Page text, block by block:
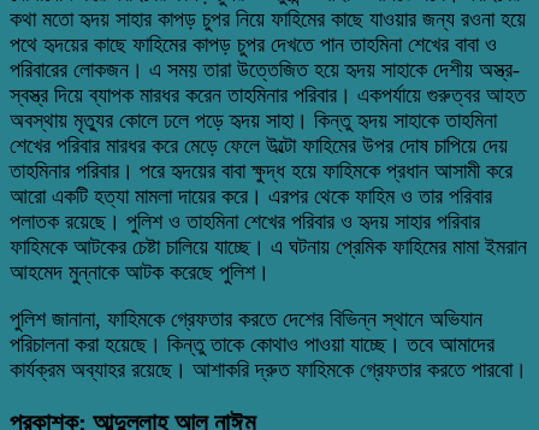
কথা মতো হৃদয় সাহার কাপড় চুপর নিয়ে ফাহিমের কাছে যাওয়ার জন্য রওনা হয়ে
পথে হৃদয়ের কাছে ফাহিমের কাপড় চুপর দেখতে পান তাহমিনা শেখের বাবা ও
পরিবারের লোকজন। এ সময় তারা উত্তেজিত হয়ে হৃদয় সাহাকে দেশীয় অস্ত্র-
স্বস্ত্র দিয়ে ব্যাপক মারধর করেন তাহমিনার পরিবার। একপর্যায়ে গুরুত্বর আহত
অবস্থায় মৃত্যুর কোলে ঢলে পড়ে হৃদয় সাহা। কিন্তু হৃদয় সাহাকে তাহমিনা
শেখের পরিবার মারধর করে মেড়ে ফেলে উল্টো ফাহিমের উপর দোষ চাপিয়ে দেয়
তাহমিনার পরিবার। পরে হৃদয়ের বাবা ক্ষুদ্ধ হয়ে ফাহিমকে প্রধান আসামী করে
আরো একটি হত্যা মামলা দায়ের করে। এরপর থেকে ফাহিম ও তার পরিবার
পলাতক রয়েছে। পুলিশ ও তাহমিনা শেখের পরিবার ও হৃদয় সাহার পরিবার
ফাহিমকে আটকের চেষ্টা চালিয়ে যাচ্ছে। এ ঘটনায় প্রেমিক ফাহিমের মামা ইমরান
আহমেদ মুন্নাকে আটক করেছে পুলিশ।
পুলিশ জানানা, ফাহিমকে গ্রেফতার করতে দেশের বিভিন্ন স্থানে অভিযান
পরিচালনা করা হয়েছে। কিন্তু তাকে কোথাও পাওয়া যাচ্ছে। তবে আমাদের
কার্যক্রম অব্যাহর রয়েছে। আশাকরি দ্রুত ফাহিমকে গ্রেফতার করতে পারবো।
প্রকাশক: আব্দুল্লাহ আল নাঈম